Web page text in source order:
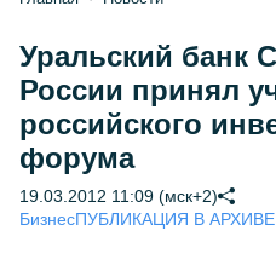
Уральский банк
России принял
российского
форума
19.03.2012 11:09 (мск+2)
БизнесПУБЛИКАЦИЯ В АРХИВЕ